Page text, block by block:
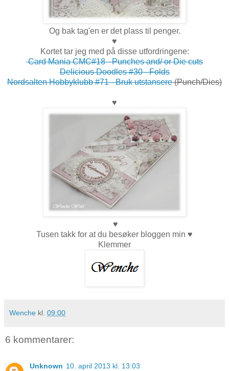
Og bak tag'en er det plass til penger.
♥
Kortet tar jeg med på disse utfordringene:
Card Mania CMC#18 - Punches and/ or Die cuts
Delicious Doodles #30 - Folds
Nordsalten Hobbyklubb #71 - Bruk utstansere(Punch/Dies)
♥
♥
Tusen takk for at du besøker bloggen min ♥
Klemmer
Wenche kl. 09:00
6 kommentarer:
Unknown 10. april 2013 kl. 13:03